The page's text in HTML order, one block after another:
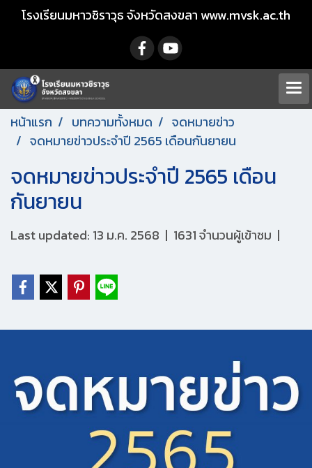
โรงเรียนมหาวชิราวุธ จังหวัดสงขลา www.mvsk.ac.th
หน้าแรก บทความทั้งหมด
จดหมายข่าว
จดหมายข่าวประจำปี 2565 เดือนกันยายน
จดหมายข่าวประจำปี 2565 เดือน
กันยายน
Last updated: 13 ม.ค. 2568 | 1631 จำนวนผู้เข้าชม |